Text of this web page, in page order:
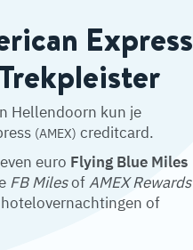
Express
Hellendoorn kun je
(AMEX) creditcard.
euro Flying Blue Miles
FB MilesofAMEX Rewards
of